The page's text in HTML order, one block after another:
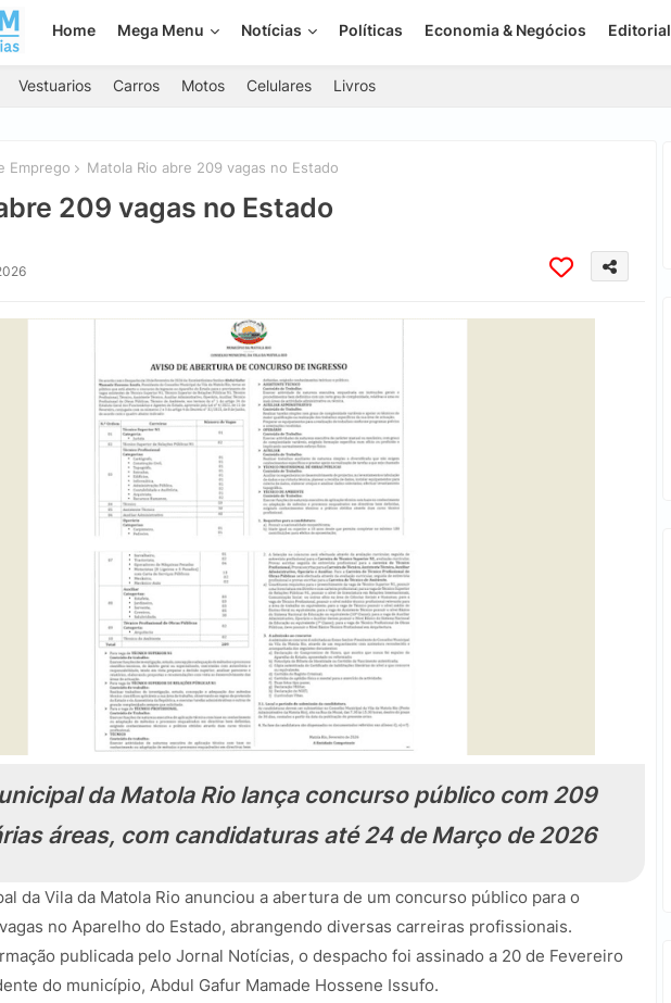
Home Mega Menu Notícias Políticas Economia & Negócios Editorial
Vestuarios Carros Motos Celulares Livros
Emprego Matola Rio abre 209 vagas no Estado
209 vagas no Estado
da Matola Rio lança concurso público com 209
áreas, com candidaturas até 24 de Março de 2026
da Vila da Matola Rio anunciou a abertura de um concurso público para o
no Aparelho do Estado, abrangendo diversas carreiras profissionais.
publicada pelo Jornal Notícias, o despacho foi assinado a 20 de Fevereiro
do município, Abdul Gafur Mamade Hossene Issufo.